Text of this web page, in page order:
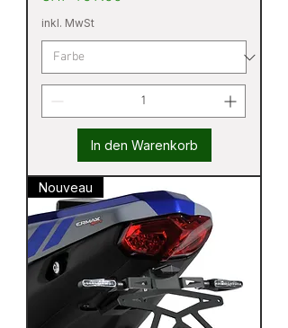
inkl. MwSt
In den Warenkorb
Nouveau